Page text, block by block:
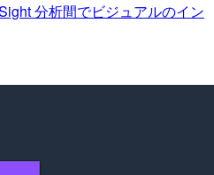
分析間でビジュアルのイン